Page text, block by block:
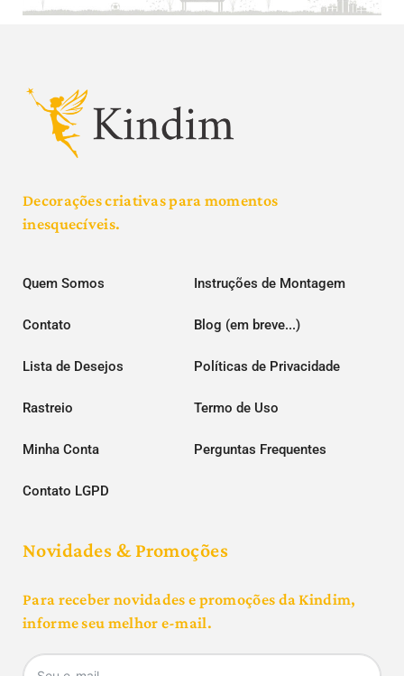
Decorações criativas para momentos
inesquecíveis.
Quem Somos Instruções de Montagem
Contato Blog (em breve...)
Lista de Desejos Políticas de Privacidade
Rastreio Termo de Uso
Minha Conta Perguntas Frequentes
Contato LGPD
Novidades & Promoções
Para receber novidades e promoções da Kindim,
informe seu melhor e-mail.